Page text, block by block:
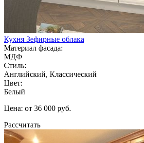
Кухня Зефирные облака
Материал фасада:
МДФ
Стиль:
Английский, Классический
Цвет:
Белый
Цена: от 36 000 руб.
Рассчитать